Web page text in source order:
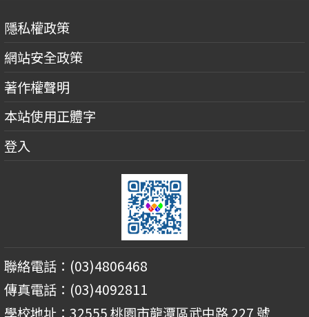
隱私權政策
網站安全政策
著作權聲明
本站使用正體字
登入
聯絡電話：(03)4806468
傳真電話：(03)4092811
學校地址：32555 桃園市龍潭區武中路 227 號